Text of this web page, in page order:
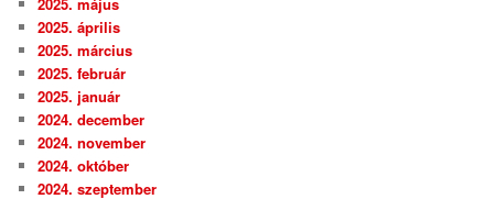
2025. április
2025. március
2025. február
2025. január
2024. december
2024. november
2024. október
2024. szeptember